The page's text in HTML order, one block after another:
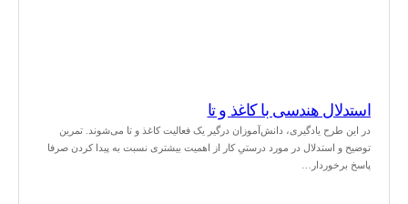
استدلال هندسی با کاغذ و تا
در این طرح یادگیری، دانش‌آموزان درگیر یک فعالیت کاغذ و تا می‌شوند. تمرین
توضیح و استدلال در مورد درستیِ کار از اهمیت بیشتری نسبت به پیدا کردن صرفا
پاسخ برخوردار…